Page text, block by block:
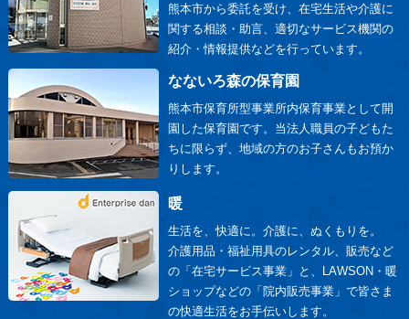
熊本市から委託を受け、在宅生活や介護に
関する相談・助言、適切なサービス機関の
紹介・情報提供などを行っています。
なないろ森の保育園
熊本市保育所型事業所内保育事業として開
園した保育園です。当法人職員の子どもた
ちに限らず、地域の方のお子さんもお預か
りします。
暖
生活を、快適に。介護に、ぬくもりを。
介護用品・福祉用具のレンタル、販売など
の「在宅サービス事業」と、LAWSON・暖
ショップなどの「院内販売事業」で皆さま
の快適生活をお手伝いします。